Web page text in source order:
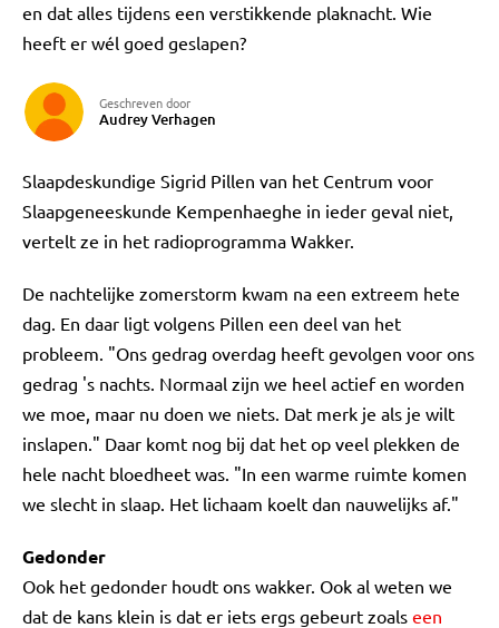
en dat alles tijdens een verstikkende plaknacht. Wie
heeft er wél goed geslapen?
Geschreven door
Audrey Verhagen
Slaapdeskundige Sigrid Pillen van het Centrum voor
Slaapgeneeskunde Kempenhaeghe in ieder geval niet,
vertelt ze in het radioprogramma Wakker.
De nachtelijke zomerstorm kwam na een extreem hete
dag. En daar ligt volgens Pillen een deel van het
probleem. "Ons gedrag overdag heeft gevolgen voor ons
gedrag 's nachts. Normaal zijn we heel actief en worden
we moe, maar nu doen we niets. Dat merk je als je wilt
inslapen." Daar komt nog bij dat het op veel plekken de
hele nacht bloedheet was. "In een warme ruimte komen
we slecht in slaap. Het lichaam koelt dan nauwelijks af."
Gedonder
Ook het gedonder houdt ons wakker. Ook al weten we
dat de kans klein is dat er iets ergs gebeurt zoals een